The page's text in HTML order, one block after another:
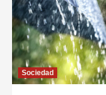
Sociedad